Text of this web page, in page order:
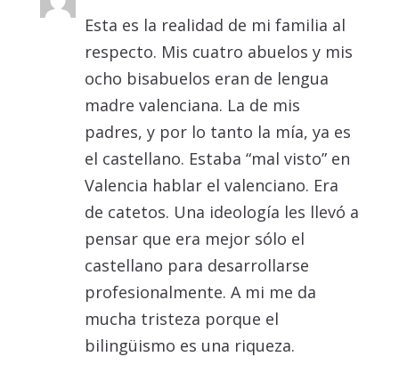
Esta es la realidad de mi familia al
respecto. Mis cuatro abuelos y mis
ocho bisabuelos eran de lengua
madre valenciana. La de mis
padres, y por lo tanto la mía, ya es
el castellano. Estaba “mal visto” en
Valencia hablar el valenciano. Era
de catetos. Una ideología les llevó a
pensar que era mejor sólo el
castellano para desarrollarse
profesionalmente. A mi me da
mucha tristeza porque el
bilingüismo es una riqueza.